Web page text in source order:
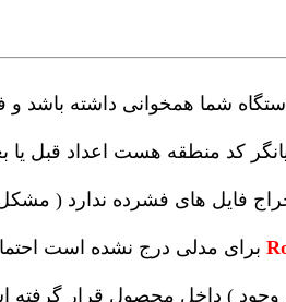
شما همخوانی داشته باشد و
کد منطقه هست اعداد قبل یا
فایل های فشرده ندارد (
برای مدلی درج نشده است
) داخل محصول قرار گرفته